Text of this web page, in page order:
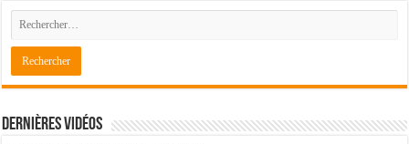
Dernières Vidéos